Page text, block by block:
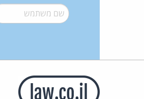
שם משתמש*